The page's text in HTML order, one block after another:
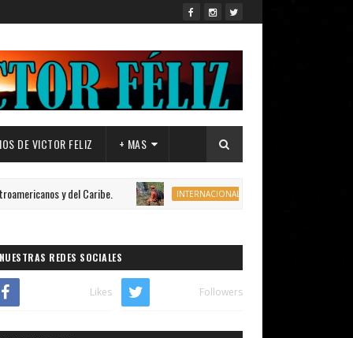
DE VICTOR FELIZ + MAS
y del Caribe. INTERNACIONAL BRASIL: Mueren 4 personas al
REDES SOCIALES
Likes Followers